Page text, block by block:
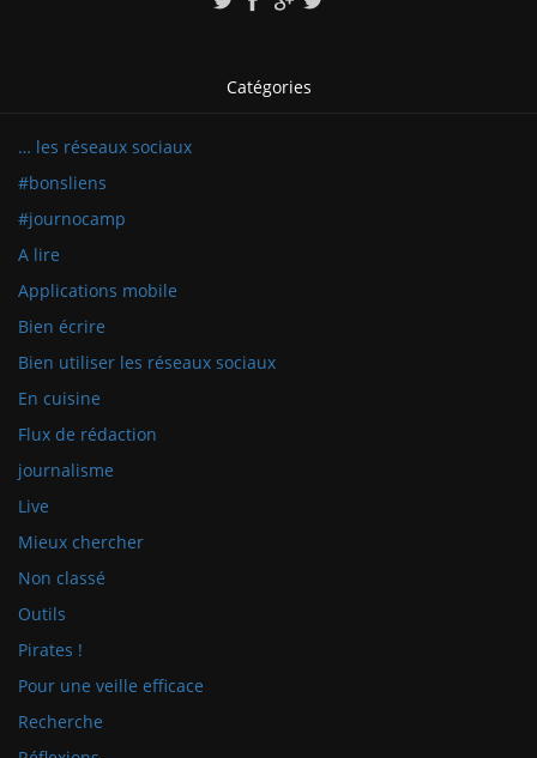
Catégories
… les réseaux sociaux
#bonsliens
#journocamp
A lire
Applications mobile
Bien écrire
Bien utiliser les réseaux sociaux
En cuisine
Flux de rédaction
journalisme
Live
Mieux chercher
Non classé
Outils
Pirates !
Pour une veille efficace
Recherche